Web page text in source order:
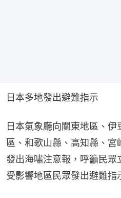
日本多地發出避難指示
日本氣象廳向關東地區、
區、和歌山縣、高知縣、
發出海嘯注意報，呼籲民眾
受影響地區民眾發出避難指